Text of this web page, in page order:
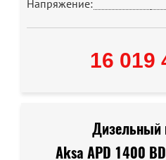
Напряжение:
16 019
Дизельный
Aksa APD 1400